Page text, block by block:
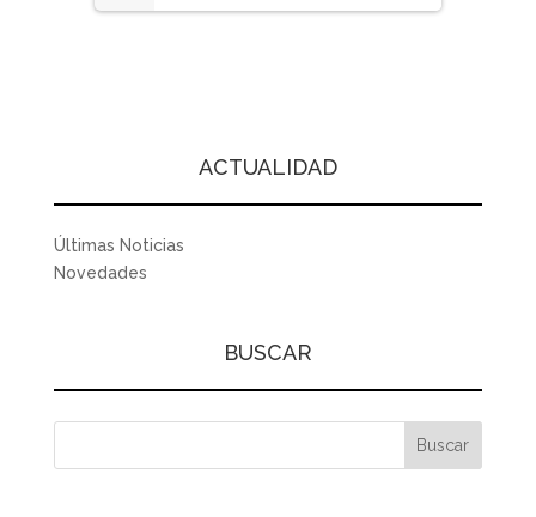
ACTUALIDAD
Últimas Noticias
Novedades
BUSCAR